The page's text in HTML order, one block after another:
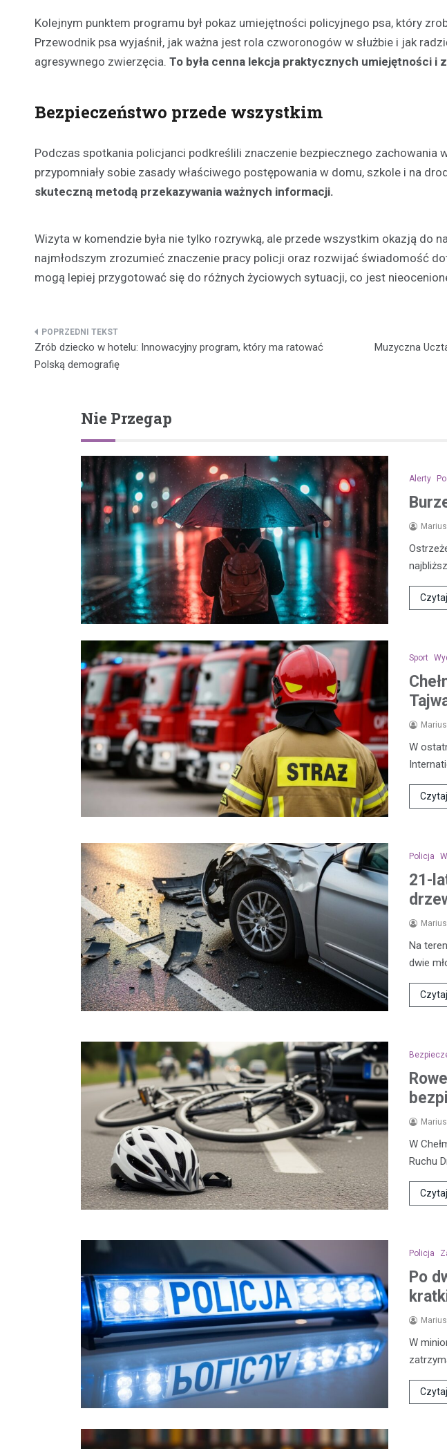
Kolejnym punktem programu był pokaz umiejętności policyjnego psa, który
Przewodnik psa wyjaśnił, jak ważna jest rola czworonogów w służbie i jak
agresywnego zwierzęcia. To była cenna lekcja praktycznych umiejętności i
Bezpieczeństwo przede wszystkim
Podczas spotkania policjanci podkreślili znaczenie bezpiecznego zachowania
przypomniały sobie zasady właściwego postępowania w domu, szkole i na
skuteczną metodą przekazywania ważnych informacji.
Wizyta w komendzie była nie tylko rozrywką, ale przede wszystkim okazją do
najmłodszym zrozumieć znaczenie pracy policji oraz rozwijać świadomość
mogą lepiej przygotować się do różnych życiowych sytuacji, co jest
Nawigacja
wpisu
Zrób dziecko w hotelu: Innowacyjny program, który ma ratować
Polską demografię
Muzyczna
Nie Przegap
Alerty
Sport
W
Policja
21-
Na
dwie
W
Ruchu
Policja
Po
W